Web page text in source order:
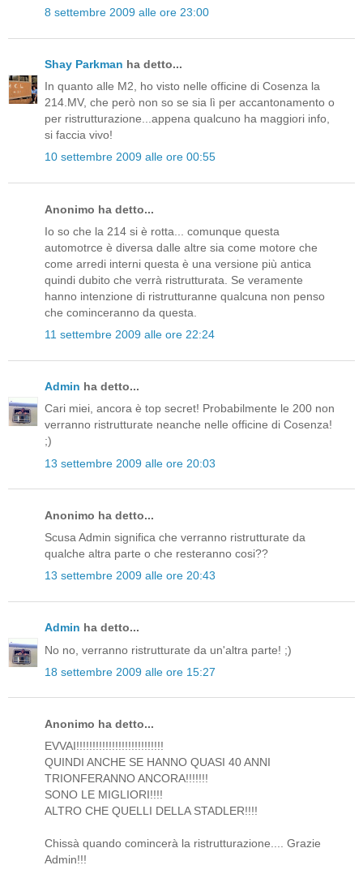
8 settembre 2009 alle ore 23:00
Shay Parkman ha detto...
In quanto alle M2, ho visto nelle officine di Cosenza la
214.MV, che però non so se sia lì per accantonamento o
per ristrutturazione...appena qualcuno ha maggiori info,
si faccia vivo!
10 settembre 2009 alle ore 00:55
Anonimo ha detto...
Io so che la 214 si è rotta... comunque questa
automotrce è diversa dalle altre sia come motore che
come arredi interni questa è una versione più antica
quindi dubito che verrà ristrutturata. Se veramente
hanno intenzione di ristrutturanne qualcuna non penso
che cominceranno da questa.
11 settembre 2009 alle ore 22:24
Admin ha detto...
Cari miei, ancora è top secret! Probabilmente le 200 non
verranno ristrutturate neanche nelle officine di Cosenza!
;)
13 settembre 2009 alle ore 20:03
Anonimo ha detto...
Scusa Admin significa che verranno ristrutturate da
qualche altra parte o che resteranno cosi??
13 settembre 2009 alle ore 20:43
Admin ha detto...
No no, verranno ristrutturate da un'altra parte! ;)
18 settembre 2009 alle ore 15:27
Anonimo ha detto...
EVVAI!!!!!!!!!!!!!!!!!!!!!!!!!!!
QUINDI ANCHE SE HANNO QUASI 40 ANNI
TRIONFERANNO ANCORA!!!!!!!
SONO LE MIGLIORI!!!!
ALTRO CHE QUELLI DELLA STADLER!!!!
Chissà quando comincerà la ristrutturazione.... Grazie
Admin!!!